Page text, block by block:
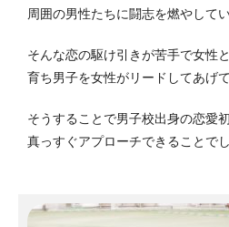
周囲の男性たちに闘志を燃やして
そんな恋の駆け引きが苦手で女性
育ち男子を女性がリードしてあげて
そうすることで男子校出身の恋愛
真っすぐアプローチできることでし